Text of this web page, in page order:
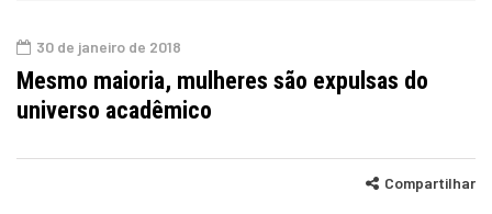
30 de janeiro de 2018
Mesmo maioria, mulheres são expulsas do
universo acadêmico
Compartilhar